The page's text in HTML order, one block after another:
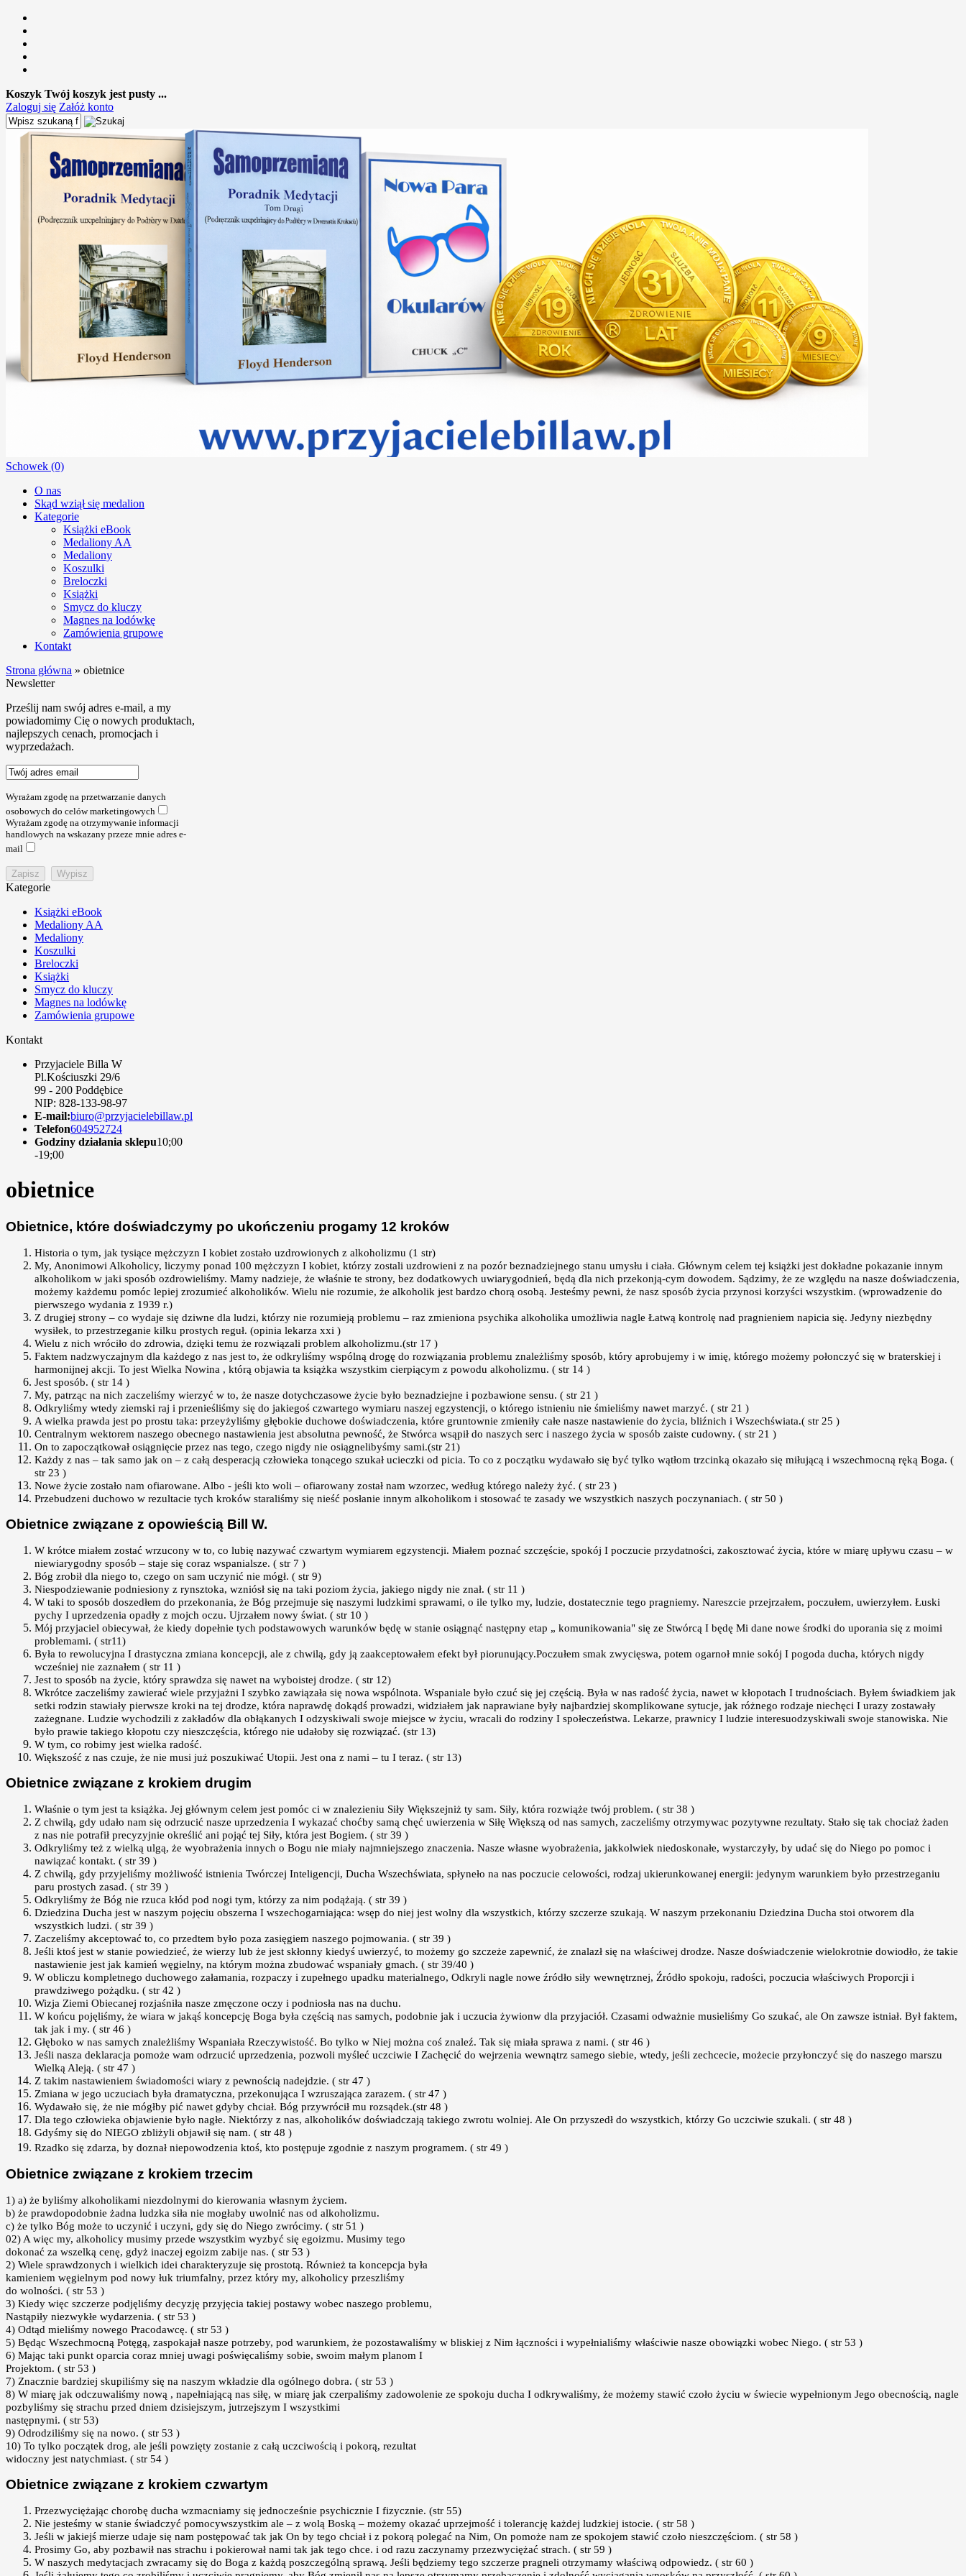
Koszyk Twój koszyk jest pusty ...
Zaloguj się Załóż konto
Schowek (0)
O nas
Skąd wziął się medalion
Kategorie
Książki eBook
Medaliony AA
Medaliony
Koszulki
Breloczki
Książki
Smycz do kluczy
Magnes na lodówkę
Zamówienia grupowe
Kontakt
Strona główna » obietnice
Newsletter
Prześlij nam swój adres e-mail, a my
powiadomimy Cię o nowych produktach,
najlepszych cenach, promocjach i
wyprzedażach.
Wyrażam zgodę na przetwarzanie danych
osobowych do celów marketingowych
Wyrażam zgodę na otrzymywanie informacji
handlowych na wskazany przeze mnie adres e-
mail
Kategorie
Książki eBook
Medaliony AA
Medaliony
Koszulki
Breloczki
Książki
Smycz do kluczy
Magnes na lodówkę
Zamówienia grupowe
Kontakt
Przyjaciele Billa W
Pl.Kościuszki 29/6
99 - 200 Poddębice
NIP: 828-133-98-97
E-mail:biuro@przyjacielebillaw.pl
Telefon604952724
Godziny działania sklepu10;00
-19;00
obietnice
Obietnice, które doświadczymy po ukończeniu progamy 12 kroków
Historia o tym, jak tysiące mężczyzn I kobiet zostało uzdrowionych z alkoholizmu (1 str)
My, Anonimowi Alkoholicy, liczymy ponad 100 mężczyzn I kobiet, którzy zostali uzdrowieni z na pozór beznadziejnego stanu umysłu i ciała. Głównym celem tej książki jest dokładne pokazanie innym
alkoholikom w jaki sposób ozdrowieliśmy. Mamy nadzieje, że właśnie te strony, bez dodatkowych uwiarygodnień, będą dla nich przekonją-cym dowodem. Sądzimy, że ze względu na nasze doświadczenia,
możemy każdemu pomóc lepiej zrozumieć alkoholików. Wielu nie rozumie, że alkoholik jest bardzo chorą osobą. Jesteśmy pewni, że nasz sposób życia przynosi korzyści wszystkim. (wprowadzenie do
pierwszego wydania z 1939 r.)
Z drugiej strony – co wydaje się dziwne dla ludzi, którzy nie rozumieją problemu – raz zmieniona psychika alkoholika umożliwia nagle Łatwą kontrolę nad pragnieniem napicia się. Jedyny niezbędny
wysiłek, to przestrzeganie kilku prostych reguł. (opinia lekarza xxi )
Wielu z nich wróciło do zdrowia, dzięki temu że rozwiązali problem alkoholizmu.(str 17 )
Faktem nadzwyczajnym dla każdego z nas jest to, że odkryliśmy wspólną drogę do rozwiązania problemu znależliśmy sposób, który aprobujemy i w imię, którego możemy połonczyć się w braterskiej i
harmonijnej akcji. To jest Wielka Nowina , którą objawia ta książka wszystkim cierpiącym z powodu alkoholizmu. ( str 14 )
Jest sposób. ( str 14 )
My, patrząc na nich zaczeliśmy wierzyć w to, że nasze dotychczasowe życie było beznadziejne i pozbawione sensu. ( str 21 )
Odkryliśmy wtedy ziemski raj i przenieśliśmy się do jakiegoś czwartego wymiaru naszej egzystencji, o którego istnieniu nie śmieliśmy nawet marzyć. ( str 21 )
A wielka prawda jest po prostu taka: przeyżyliśmy głębokie duchowe doświadczenia, które gruntownie zmieniły całe nasze nastawienie do życia, bliźnich i Wszechświata.( str 25 )
Centralnym wektorem naszego obecnego nastawienia jest absolutna pewność, że Stwórca wsąpił do naszych serc i naszego życia w sposób zaiste cudowny. ( str 21 )
On to zapoczątkował osiągnięcie przez nas tego, czego nigdy nie osiągnelibyśmy sami.(str 21)
Każdy z nas – tak samo jak on – z całą desperacją człowieka tonącego szukał ucieczki od picia. To co z początku wydawało się być tylko wątłom trzcinką okazało się miłującą i wszechmocną ręką Boga. (
str 23 )
Nowe życie zostało nam ofiarowane. Albo - jeśli kto woli – ofiarowany został nam wzorzec, według którego należy żyć. ( str 23 )
Przebudzeni duchowo w rezultacie tych kroków staraliśmy się nieść posłanie innym alkoholikom i stosować te zasady we wszystkich naszych poczynaniach. ( str 50 )
Obietnice związane z opowieścią Bill W.
W krótce miałem zostać wrzucony w to, co lubię nazywać czwartym wymiarem egzystencji. Miałem poznać szczęście, spokój I poczucie przydatności, zakosztować życia, które w miarę upływu czasu – w
niewiarygodny sposób – staje się coraz wspanialsze. ( str 7 )
Bóg zrobił dla niego to, czego on sam uczynić nie mógł. ( str 9)
Niespodziewanie podniesiony z rynsztoka, wzniósł się na taki poziom życia, jakiego nigdy nie znał. ( str 11 )
W taki to sposób doszedłem do przekonania, że Bóg przejmuje się naszymi ludzkimi sprawami, o ile tylko my, ludzie, dostatecznie tego pragniemy. Nareszcie przejrzałem, poczułem, uwierzyłem. Łuski
pychy I uprzedzenia opadły z mojch oczu. Ujrzałem nowy świat. ( str 10 )
Mój przyjaciel obiecywał, że kiedy dopełnie tych podstawowych warunków będę w stanie osiągnąć następny etap „ komunikowania" się ze Stwórcą I będę Mi dane nowe środki do uporania się z moimi
problemami. ( str11)
Była to rewolucyjna I drastyczna zmiana koncepcji, ale z chwilą, gdy ją zaakceptowałem efekt był piorunujący.Poczułem smak zwycięswa, potem ogarnoł mnie sokój I pogoda ducha, których nigdy
wcześniej nie zaznałem ( str 11 )
Jest to sposób na życie, który sprawdza się nawet na wyboistej drodze. ( str 12)
Wkrótce zaczeliśmy zawierać wiele przyjażni I szybko zawiązała się nowa wspólnota. Wspaniale było czuć się jej częścią. Była w nas radość życia, nawet w kłopotach I trudnościach. Byłem świadkiem jak
setki rodzin stawiały pierwsze kroki na tej drodze, która naprawdę dokądś prowadzi, widziałem jak naprawiane były najbardziej skomplikowane sytucje, jak różnego rodzaje niechęci I urazy zostawały
zażegnane. Ludzie wychodzili z zakładów dla obłąkanych I odzyskiwali swoje miejsce w życiu, wracali do rodziny I społeczeństwa. Lekarze, prawnicy I ludzie interesuodzyskiwali swoje stanowiska. Nie
było prawie takiego kłopotu czy nieszczęścia, którego nie udałoby się rozwiązać. (str 13)
W tym, co robimy jest wielka radość.
Większość z nas czuje, że nie musi już poszukiwać Utopii. Jest ona z nami – tu I teraz. ( str 13)
Obietnice związane z krokiem drugim
Właśnie o tym jest ta książka. Jej głównym celem jest pomóc ci w znalezieniu Siły Większejniż ty sam. Siły, która rozwiąże twój problem. ( str 38 )
Z chwilą, gdy udało nam się odrzucić nasze uprzedzenia I wykazać choćby samą chęć uwierzenia w Siłę Większą od nas samych, zaczeliśmy otrzymywac pozytywne rezultaty. Stało się tak chociaż żaden
z nas nie potrafił precyzyjnie określić ani pojąć tej Siły, która jest Bogiem. ( str 39 )
Odkryliśmy też z wielką ulgą, że wyobrażenia innych o Bogu nie miały najmniejszego znaczenia. Nasze własne wyobrażenia, jakkolwiek niedoskonałe, wystarczyły, by udać się do Niego po pomoc i
nawiązać kontakt. ( str 39 )
Z chwilą, gdy przyjeliśmy możliwość istnienia Twórczej Inteligencji, Ducha Wszechświata, spłyneło na nas poczucie celowości, rodzaj ukierunkowanej energii: jedynym warunkiem było przestrzeganiu
paru prostych zasad. ( str 39 )
Odkryliśmy że Bóg nie rzuca kłód pod nogi tym, którzy za nim podążają. ( str 39 )
Dziedzina Ducha jest w naszym pojęciu obszerna I wszechogarniająca: wsęp do niej jest wolny dla wszystkich, którzy szczerze szukają. W naszym przekonaniu Dziedzina Ducha stoi otworem dla
wszystkich ludzi. ( str 39 )
Zaczeliśmy akceptować to, co przedtem było poza zasięgiem naszego pojmowania. ( str 39 )
Jeśli ktoś jest w stanie powiedzieć, że wierzy lub że jest skłonny kiedyś uwierzyć, to możemy go szczeże zapewnić, że znalazł się na właściwej drodze. Nasze doświadczenie wielokrotnie dowiodło, że takie
nastawienie jest jak kamień węgielny, na którym można zbudować wspaniały gmach. ( str 39/40 )
W obliczu kompletnego duchowego załamania, rozpaczy i zupełnego upadku materialnego, Odkryli nagle nowe źródło siły wewnętrznej, Źródło spokoju, radości, poczucia właściwych Proporcji i
prawdziwego pożądku. ( str 42 )
Wizja Ziemi Obiecanej rozjaśniła nasze zmęczone oczy i podniosła nas na duchu.
W końcu pojęliśmy, że wiara w jakąś koncepcję Boga była częścią nas samych, podobnie jak i uczucia żywionw dla przyjaciół. Czasami odważnie musieliśmy Go szukać, ale On zawsze istniał. Był faktem,
tak jak i my. ( str 46 )
Głęboko w nas samych znależliśmy Wspaniała Rzeczywistość. Bo tylko w Niej można coś znaleź. Tak się miała sprawa z nami. ( str 46 )
Jeśli nasza deklaracja pomoże wam odrzucić uprzedzenia, pozwoli myśleć uczciwie I Zachęcić do wejrzenia wewnątrz samego siebie, wtedy, jeśli zechcecie, możecie przyłonczyć się do naszego marszu
Wielką Aleją. ( str 47 )
Z takim nastawieniem świadomości wiary z pewnością nadejdzie. ( str 47 )
Zmiana w jego uczuciach była dramatyczna, przekonująca I wzruszająca zarazem. ( str 47 )
Wydawało się, że nie mógłby pić nawet gdyby chciał. Bóg przywrócił mu rozsądek.(str 48 )
Dla tego człowieka objawienie było nagłe. Niektórzy z nas, alkoholików doświadczają takiego zwrotu wolniej. Ale On przyszedł do wszystkich, którzy Go uczciwie szukali. ( str 48 )
Gdyśmy się do NIEGO zbliżyli objawił się nam. ( str 48 )
Rzadko się zdarza, by doznał niepowodzenia ktoś, kto postępuje zgodnie z naszym programem. ( str 49 )
Obietnice związane z krokiem trzecim
1) a) że byliśmy alkoholikami niezdolnymi do kierowania własnym życiem.
b) że prawdopodobnie żadna ludzka siła nie mogłaby uwolnić nas od alkoholizmu.
c) że tylko Bóg może to uczynić i uczyni, gdy się do Niego zwrócimy. ( str 51 )
02) A więc my, alkoholicy musimy przede wszystkim wyzbyć się egoizmu. Musimy tego
dokonać za wszelką cenę, gdyż inaczej egoizm zabije nas. ( str 53 )
2) Wiele sprawdzonych i wielkich idei charakteryzuje się prostotą. Również ta koncepcja była
kamieniem węgielnym pod nowy łuk triumfalny, przez który my, alkoholicy przeszliśmy
do wolności. ( str 53 )
3) Kiedy więc szczerze podjęliśmy decyzję przyjęcia takiej postawy wobec naszego problemu,
Nastąpiły niezwykłe wydarzenia. ( str 53 )
4) Odtąd mieliśmy nowego Pracodawcę. ( str 53 )
5) Będąc Wszechmocną Potęgą, zaspokajał nasze potrzeby, pod warunkiem, że pozostawaliśmy w bliskiej z Nim łączności i wypełnialiśmy właściwie nasze obowiązki wobec Niego. ( str 53 )
6) Mając taki punkt oparcia coraz mniej uwagi poświęcaliśmy sobie, swoim małym planom I
Projektom. ( str 53 )
7) Znacznie bardziej skupiliśmy się na naszym wkładzie dla ogólnego dobra. ( str 53 )
8) W miarę jak odczuwaliśmy nową , napełniającą nas siłę, w miarę jak czerpaliśmy zadowolenie ze spokoju ducha I odkrywaliśmy, że możemy stawić czoło życiu w świecie wypełnionym Jego obecnością, nagle
pozbyliśmy się strachu przed dniem dzisiejszym, jutrzejszym I wszystkimi
następnymi. ( str 53)
9) Odrodziliśmy się na nowo. ( str 53 )
10) To tylko początek drog, ale jeśli powzięty zostanie z całą uczciwością i pokorą, rezultat
widoczny jest natychmiast. ( str 54 )
Obietnice związane z krokiem czwartym
Przezwyciężając chorobę ducha wzmacniamy się jednocześnie psychicznie I fizycznie. (str 55)
Nie jesteśmy w stanie świadczyć pomocywszystkim ale – z wolą Boską – możemy okazać uprzejmość i tolerancję każdej ludzkiej istocie. ( str 58 )
Jeśli w jakiejś mierze udaje się nam postępować tak jak On by tego chciał i z pokorą polegać na Nim, On pomoże nam ze spokojem stawić czoło nieszczęściom. ( str 58 )
Prosimy Go, aby pozbawił nas strachu i pokierował nami tak jak tego chce. i od razu zaczynamy przezwyciężać strach. ( str 59 )
W naszych medytacjach zwracamy się do Boga z każdą poszczególną sprawą. Jeśli będziemy tego szczerze pragneli otrzymamy właściwą odpowiedz. ( str 60 )